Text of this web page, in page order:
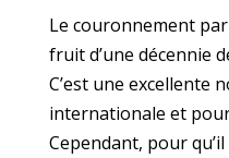
Le couronnement par
fruit d’une décennie
C’est une excellente
internationale et
Cependant, pour